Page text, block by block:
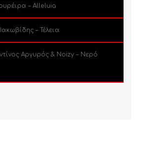
– Alleluia
– Τέλεια
Αργυρός & Noizy – Νερό